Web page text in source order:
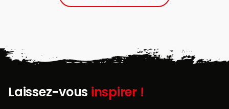
Laissez-vous inspirer !